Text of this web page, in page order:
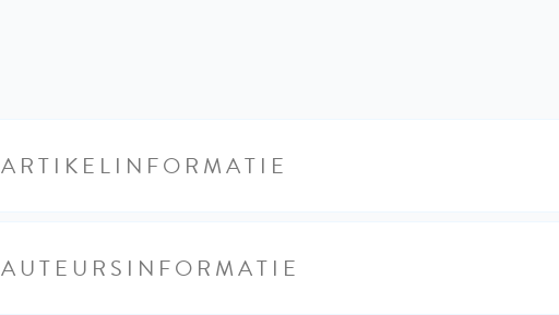
ARTIKELINFORMATIE
AUTEURSINFORMATIE